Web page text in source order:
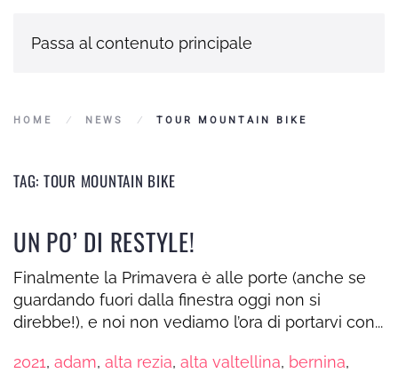
Passa al contenuto principale
HOME NEWS TOUR MOUNTAIN BIKE
TAG: TOUR MOUNTAIN BIKE
UN PO’ DI RESTYLE!
Finalmente la Primavera è alle porte (anche se
guardando fuori dalla finestra oggi non si
direbbe!), e noi non vediamo l’ora di portarvi con...
2021, adam, alta rezia, alta valtellina, bernina,